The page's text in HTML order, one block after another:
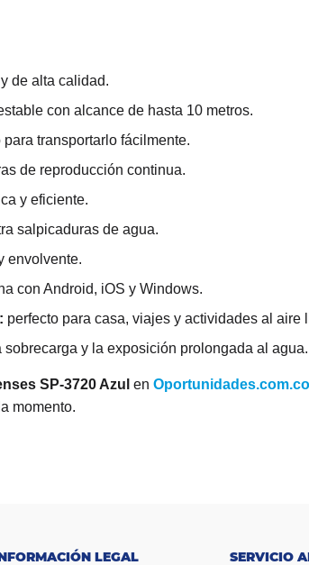
de alta calidad.
con alcance de hasta 10 metros.
transportarlo fácilmente.
de reproducción continua.
y eficiente.
salpicaduras de agua.
envolvente.
con Android, iOS y Windows.
perfecto para casa, viajes y actividades al aire
sobrecarga y la exposición prolongada al agua.
SP-3720 Azul en Oportunidades.com.co
momento.
LEGAL SERVICIO